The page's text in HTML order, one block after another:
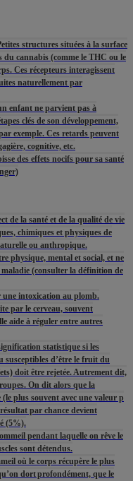
structures situées à la surface
du cannabis (comme le THC ou le
Ces récepteurs interagissent
naturellement par
enfant ne parvient pas à
clés de son développement,
exemple. Ces retards peuvent
cognitive, etc.
des effets nocifs pour sa santé
de la santé et de la qualité de vie
chimiques et physiques de
ou anthropique.
physique, mental et social, et ne
maladie (consulter la définition de
une intoxication au plomb.
par le cerveau, souvent
aide à réguler entre autres
statistique si les
susceptibles d’être le fruit du
doit être rejetée. Autrement dit,
On dit alors que la
plus souvent avec une valeur p
par chance devient
(5%).
pendant laquelle on rêve le
sont détendus.
où le corps récupère le plus
dort profondément, que le